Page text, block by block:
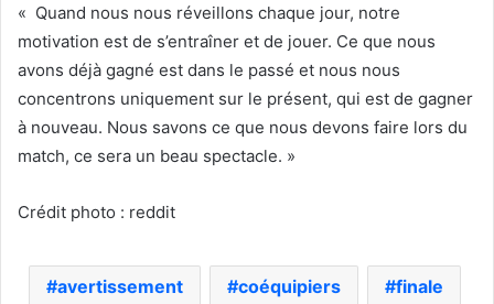
« Quand nous nous réveillons chaque jour, notre
motivation est de s’entraîner et de jouer. Ce que nous
avons déjà gagné est dans le passé et nous nous
concentrons uniquement sur le présent, qui est de gagner
à nouveau. Nous savons ce que nous devons faire lors du
match, ce sera un beau spectacle. »
Crédit photo : reddit
avertissement coéquipiers finale